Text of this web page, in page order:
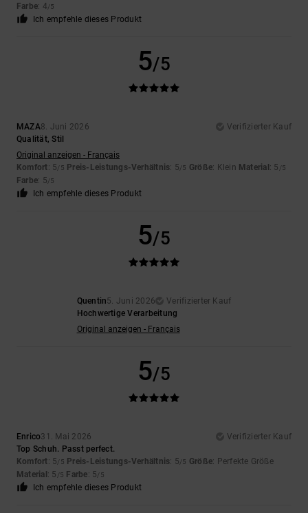
Farbe: 4/5
Ich empfehle dieses Produkt
5/5
MAZA8. Juni 2026
Verifizierter Kauf
Qualität, Stil
Original anzeigen - Français
Komfort: 5/5 Preis-Leistungs-Verhältnis: 5/5 Größe: Klein Material : 5 /5
Farbe: 5/5
Ich empfehle dieses Produkt
5/5
Quentin5. Juni 2026
Verifizierter Kauf
Hochwertige Verarbeitung
Original anzeigen - Français
5/5
Enrico31. Mai 2026
Verifizierter Kauf
Top Schuh. Passt perfect.
Komfort: 5/5 Preis-Leistungs-Verhältnis: 5/5 Größe: Perfekte Größe
Material : 5 /5 Farbe: 5/5
Ich empfehle dieses Produkt